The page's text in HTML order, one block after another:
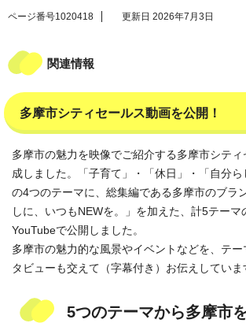
ページ番号1020418 更新日 2026年7月3日
関連情報
多摩市シティセールス動画を公開！
多摩市の魅力を映像でご紹介する多摩市シテ
成しました。「子育て」・「休日」・「自分ら
の4つのテーマに、総集編である多摩市のブラ
しに、いつもNEWを。」を加えた、計5テーマ
YouTubeで公開しました。
多摩市の魅力的な風景やイベントなどを、テ
タビューも交えて（字幕付き）お伝えしていま
5つのテーマから多摩市